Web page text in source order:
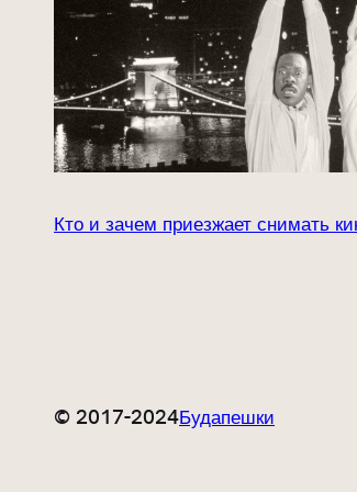
Кто и зачем приезжает снимать
© 2017-2024Будапешки